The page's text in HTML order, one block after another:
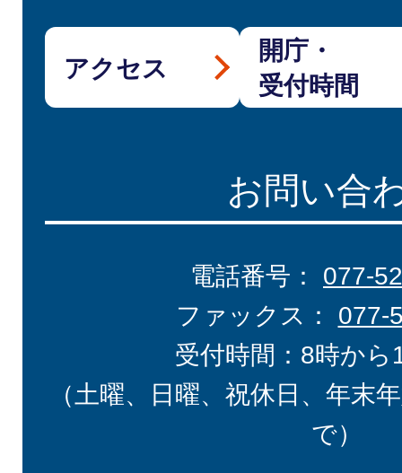
アクセス
開庁・
受付時間
お問い合
電話番号： 077-
ファックス： 077-
受付時間：8時から
（土曜、日曜、祝休日、年末
で）